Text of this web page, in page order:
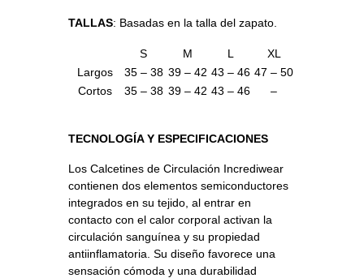
TALLAS: Basadas en la talla del zapato.
S M L
XL
Largos
35 – 38 39 – 42 43 – 46 47 – 50
Cortos
35 – 38 39 – 42 43 – 46 –
TECNOLOGÍA Y ESPECIFICACIONES
Los Calcetines de Circulación Incrediwear
contienen dos elementos semiconductores
integrados en su tejido, al entrar en
contacto con el calor corporal activan la
circulación sanguínea y su propiedad
antiinflamatoria. Su diseño favorece una
sensación cómoda y una durabilidad